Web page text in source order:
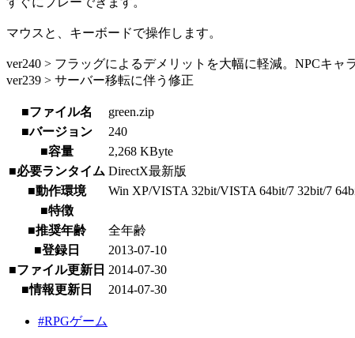
マウスと、キーボードで操作します。
ver240 > フラッグによるデメリットを大幅に軽減。NPCキャ
ver239 > サーバー移転に伴う修正
■ファイル名
green.zip
■バージョン
240
■容量
2,268 KByte
■必要ランタイム DirectX最新版
■動作環境
Win XP/VISTA 32bit/VISTA 64bit/7 32bit/7
■特徴
■推奨年齢
全年齢
■登録日
2013-07-10
■ファイル更新日 2014-07-30
■情報更新日
2014-07-30
#RPGゲーム